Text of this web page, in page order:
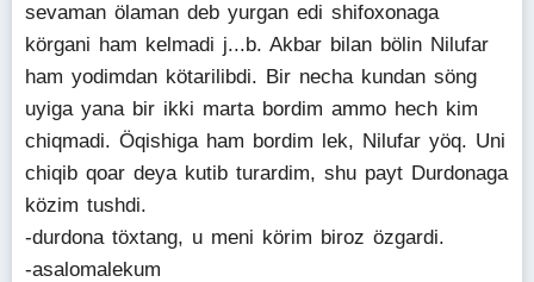
sevaman ölaman deb yurgan edi shifoxonaga
körgani ham kelmadi j...b. Akbar bilan bölin Nilufar
ham yodimdan kötarilibdi. Bir necha kundan söng
uyiga yana bir ikki marta bordim ammo hech kim
chiqmadi. Öqishiga ham bordim lek, Nilufar yöq. Uni
chiqib qoar deya kutib turardim, shu payt Durdonaga
közim tushdi.
-durdona töxtang, u meni körim biroz özgardi.
-asalomalekum